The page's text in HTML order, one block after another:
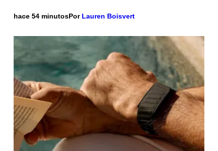
hace 54 minutosPor Lauren Boisvert